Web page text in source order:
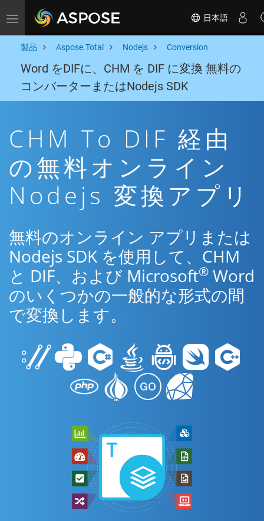
Toggle navigation 日本語
製品 Aspose.Total Nodejs Conversion
Word をDIFに、CHM を DIF に変換 無料の
コンバーターまたはNodejs SDK
CHM To DIF 経由
の無料オンライン
Nodejs 変換アプリ
無料のオンライン アプリまたは
Nodejs SDK を使用して、CHM
と DIF、および Microsoft® Word
のいくつかの一般的な形式の間
で変換します。